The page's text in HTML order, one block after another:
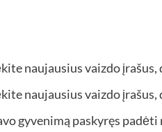
naujausius vaizdo įrašus,
naujausius vaizdo įrašus,
gyvenimą paskyręs